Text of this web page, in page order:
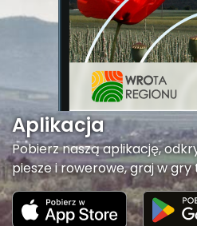
Aplikacja
Pobierz naszą aplikację,
piesze i rowerowe, graj w